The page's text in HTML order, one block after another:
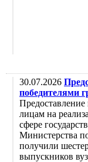
30.07.2026
победителями
лицам на
сфере
Министерства
получили
выпускников